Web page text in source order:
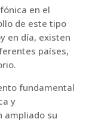
en el
de este tipo
en día, existen
países,
fundamental
y
ampliado su